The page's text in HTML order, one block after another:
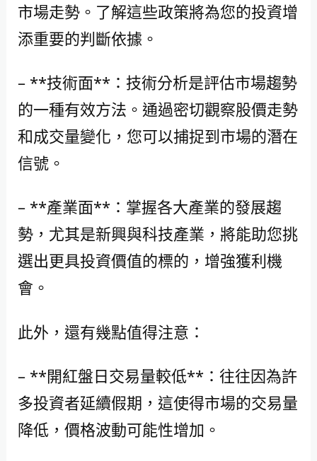
市場走勢。了解這些政策將為您的投資增
添重要的判斷依據。
– **技術面**：技術分析是評估市場趨勢
的一種有效方法。通過密切觀察股價走勢
和成交量變化，您可以捕捉到市場的潛在
信號。
– **產業面**：掌握各大產業的發展趨
勢，尤其是新興與科技產業，將能助您挑
選出更具投資價值的標的，增強獲利機
會。
此外，還有幾點值得注意：
– **開紅盤日交易量較低**：往往因為許
多投資者延續假期，這使得市場的交易量
降低，價格波動可能性增加。